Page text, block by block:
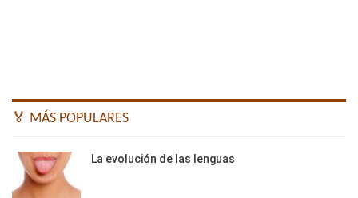
🏅 MÁS POPULARES
La evolución de las lenguas